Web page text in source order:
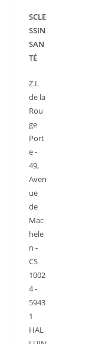
SCLE
SSIN
SAN
TÉ
Z.I.
de la
Rou
ge
Port
e -
49,
Aven
ue
de
Mac
hele
n -
CS
1002
4 -
5943
1
HAL